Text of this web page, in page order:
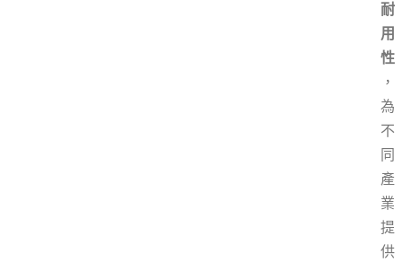
耐
用
性
，
為
不
同
產
業
提
供